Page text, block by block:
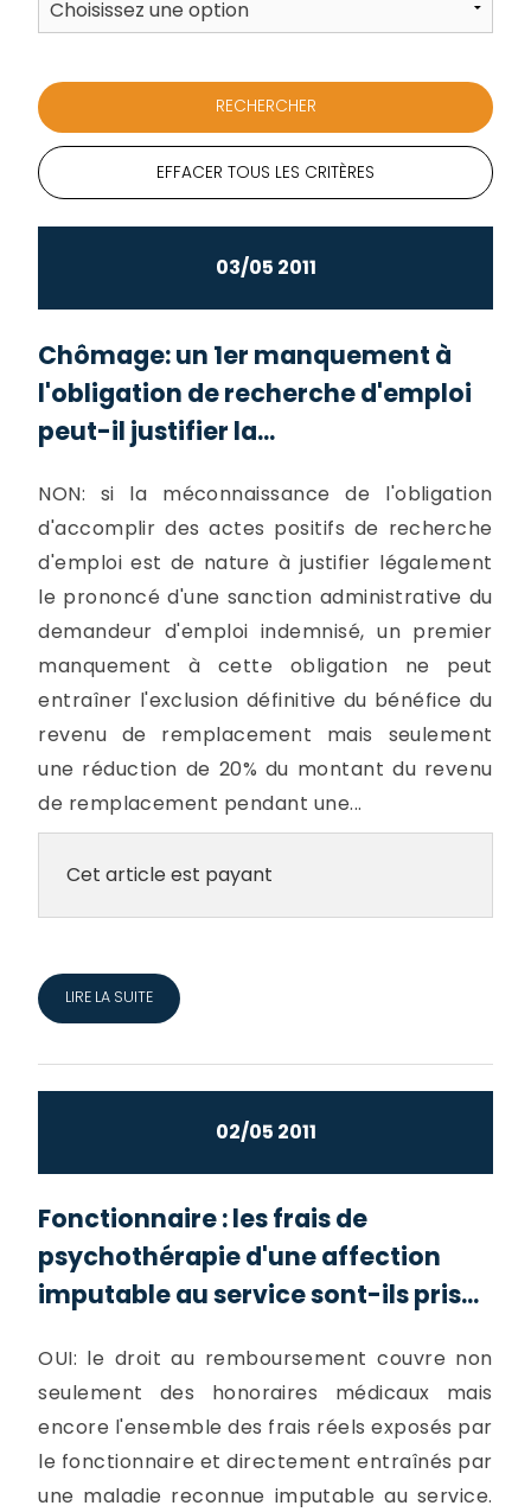
EFFACER TOUS LES CRITÈRES
03/05 2011
Chômage: un 1er manquement à
l'obligation de recherche d'emploi
peut-il justifier la...
NON: si la méconnaissance de l'obligation
d'accomplir des actes positifs de recherche
d'emploi est de nature à justifier légalement
le prononcé d'une sanction administrative du
demandeur d'emploi indemnisé, un premier
manquement à cette obligation ne peut
entraîner l'exclusion définitive du bénéfice du
revenu de remplacement mais seulement
une réduction de 20% du montant du revenu
de remplacement pendant une...
Cet article est payant
LIRE LA SUITE
02/05 2011
Fonctionnaire : les frais de
psychothérapie d'une affection
imputable au service sont-ils pris...
OUI: le droit au remboursement couvre non
seulement des honoraires médicaux mais
encore l'ensemble des frais réels exposés par
le fonctionnaire et directement entraînés par
une maladie reconnue imputable au service.